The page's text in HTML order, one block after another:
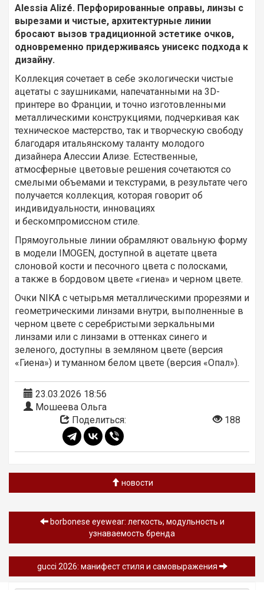
Alessia Alizé. Перфорированные оправы, линзы с
вырезами и чистые, архитектурные линии
бросают вызов традиционной эстетике очков,
одновременно придерживаясь унисекс подхода к
дизайну.
Коллекция сочетает в себе экологически чистые
ацетаты с заушниками, напечатанными на 3D-
принтере во Франции, и точно изготовленными
металлическими конструкциями, подчеркивая как
техническое мастерство, так и творческую свободу
благодаря итальянскому таланту молодого
дизайнера Алессии Ализе. Естественные,
атмосферные цветовые решения сочетаются со
смелыми объемами и текстурами, в результате чего
получается коллекция, которая говорит об
индивидуальности, инновациях
и бескомпромиссном стиле.
Прямоугольные линии обрамляют овальную форму
в модели IMOGEN, доступной в ацетате цвета
слоновой кости и песочного цвета с полосками,
а также в бордовом цвете «гиена» и черном цвете.
Очки NIKA с четырьмя металлическими прорезями и
геометрическими линзами внутри, выполненные в
черном цвете с серебристыми зеркальными
линзами или с линзами в оттенках синего и
зеленого, доступны в земляном цвете (версия
«Гиена») и туманном белом цвете (версия «Опал»).
23.03.2026 18:56
Мошеева Ольга
Поделиться:
188
новости
borbonese eyewear: легкость, модульность и
узнаваемость бренда
gucci 2026: манифест стиля и самовыражения